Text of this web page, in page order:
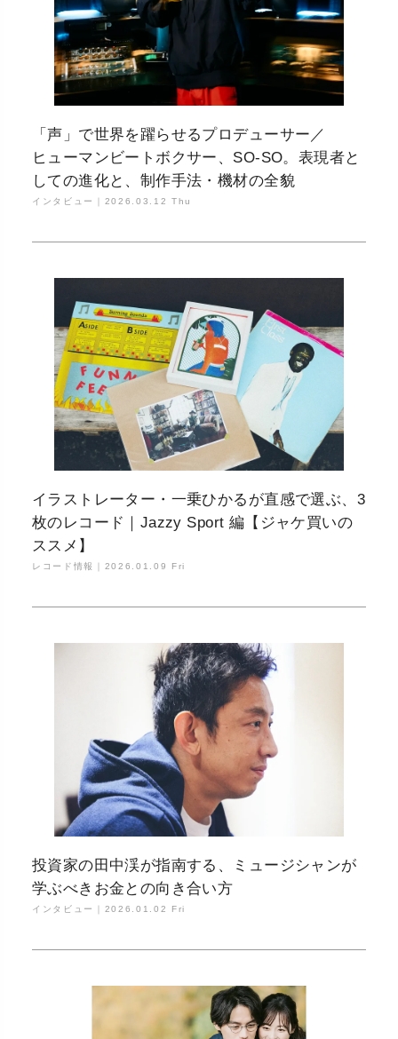
「声」で世界を躍らせるプロデューサー／
ヒューマンビートボクサー、SO-SO。表現者と
しての進化と、制作手法・機材の全貌
インタビュー｜ 2026.03.12 Thu
イラストレーター・一乗ひかるが直感で選ぶ、3
枚のレコード｜Jazzy Sport 編【ジャケ買いの
ススメ】
レコード情報｜ 2026.01.09 Fri
投資家の田中渓が指南する、ミュージシャンが
学ぶべきお金との向き合い方
インタビュー｜ 2026.01.02 Fri